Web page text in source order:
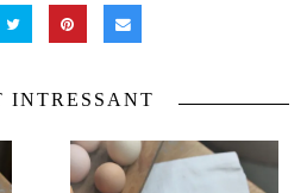
INTRESSANT